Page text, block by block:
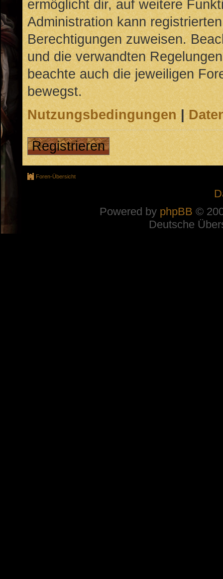
ermöglicht dir, auf weitere
Administration kann
Berechtigungen zuweisen.
und die verwandten
beachte auch die jeweiligen
bewegst.
Nutzungsbedingungen|
Registrieren
Foren-Übersicht
Powered by phpBB ©
Deutsche